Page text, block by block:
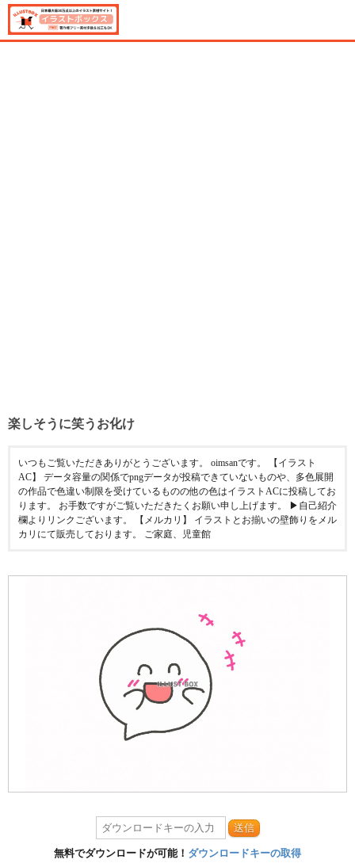
楽しそうに笑うお化け
いつもご覧いただきありがとうございます。 oimsanです。 【イラスト
AC】 データ容量の関係でpngデータが投稿できていないものや、多色展開
の作品で色違い制限を受けているものの他の色はイラストACに投稿してお
ります。 お手数ですがご覧いただきたくお願い申し上げます。 ▶︎自己紹介
欄よりリンクございます。 【メルカリ】 イラストとお揃いの壁飾りをメル
カリにて販売しております。 ご家庭、児童館
送信
無料でダウンロードが可能！ ダウンロードキーの取得